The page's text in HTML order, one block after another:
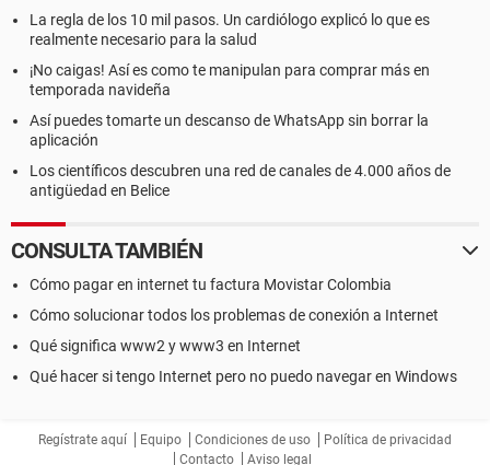
La regla de los 10 mil pasos. Un cardiólogo explicó lo que es
realmente necesario para la salud
¡No caigas! Así es como te manipulan para comprar más en
temporada navideña
Así puedes tomarte un descanso de WhatsApp sin borrar la
aplicación
Los científicos descubren una red de canales de 4.000 años de
antigüedad en Belice
CONSULTA TAMBIÉN
Cómo pagar en internet tu factura Movistar Colombia
Cómo solucionar todos los problemas de conexión a Internet
Qué significa www2 y www3 en Internet
Qué hacer si tengo Internet pero no puedo navegar en Windows
Regístrate aquí Equipo Condiciones de uso
Política de privacidad
Contacto
Aviso legal